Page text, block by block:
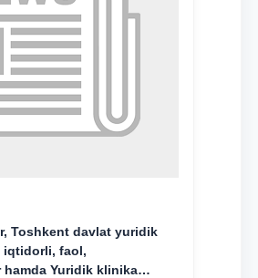
Toshkent davlat yuridik
faol,
Yuridik klinika